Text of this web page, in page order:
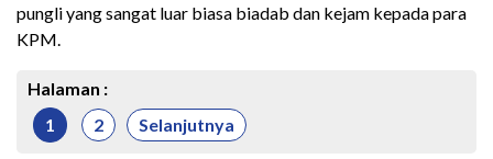
pungli yang sangat luar biasa biadab dan kejam kepada para
KPM.
Halaman :
1
2 Selanjutnya